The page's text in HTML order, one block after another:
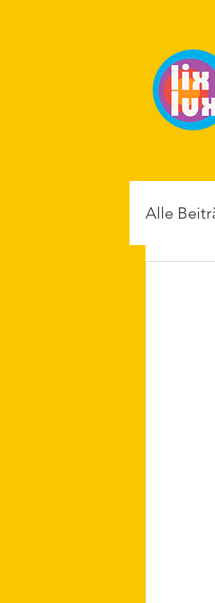
Alle